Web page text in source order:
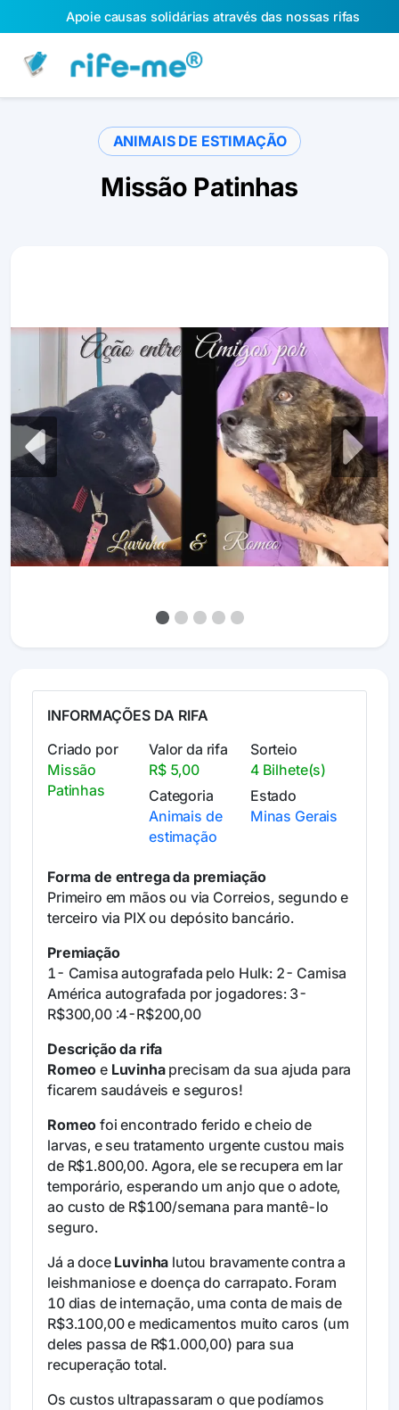
Apoie causas solidárias através das nossas rifas
ANIMAIS DE ESTIMAÇÃO
Missão Patinhas
Previous Next
INFORMAÇÕES DA RIFA
Criado por
Missão
Patinhas
Valor da rifa
R$ 5,00
Sorteio
4 Bilhete(s)
Categoria
Animais de
estimação
Estado
Minas Gerais
Forma de entrega da premiação
Primeiro em mãos ou via Correios, segundo e
terceiro via PIX ou depósito bancário.
Premiação
1- Camisa autografada pelo Hulk: 2- Camisa
América autografada por jogadores: 3-
R$300,00 :4-R$200,00
Descrição da rifa
Romeo e Luvinhaprecisam da sua ajuda para
ficarem saudáveis e seguros!
Romeo foi encontrado ferido e cheio de
larvas, e seu tratamento urgente custou mais
de R$1.800,00. Agora, ele se recupera em lar
temporário, esperando um anjo que o adote,
ao custo de R$100/semana para mantê-lo
seguro.
Já a doce Luvinha lutou bravamente contra a
leishmaniose e doença do carrapato. Foram
10 dias de internação, uma conta de mais de
R$3.100,00 e medicamentos muito caros (um
deles passa de R$1.000,00) para sua
recuperação total.
Os custos ultrapassaram o que podíamos